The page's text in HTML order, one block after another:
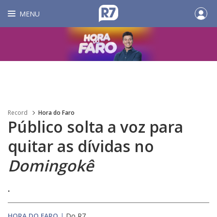
MENU
Record Hora do Faro
Público solta a voz para
quitar as dívidas no
Domingokê
.